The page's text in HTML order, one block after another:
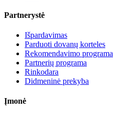
Partnerystė
Išpardavimas
Parduoti dovanų korteles
Rekomendavimo programa
Partnerių programa
Rinkodara
Didmeninė prekyba
Įmonė